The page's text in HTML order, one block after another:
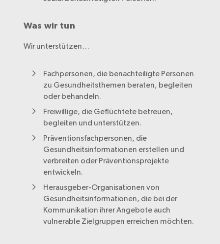
Was wir tun
Wir unterstützen…
Fachpersonen, die benachteiligte Personen
zu Gesundheitsthemen beraten, begleiten
oder behandeln.
Freiwillige, die Geflüchtete betreuen,
begleiten und unterstützen.
Präventionsfachpersonen, die
Gesundheitsinformationen erstellen und
verbreiten oder Präventionsprojekte
entwickeln.
Herausgeber-Organisationen von
Gesundheitsinformationen, die bei der
Kommunikation ihrer Angebote auch
vulnerable Zielgruppen erreichen möchten.